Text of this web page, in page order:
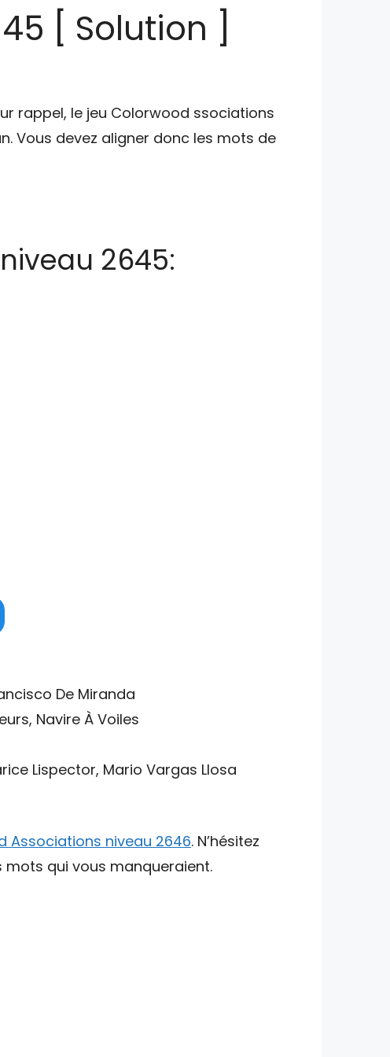
[ Solution ]
rappel, le jeu Colorwood ssociations
Vous devez aligner donc les mots de
2645:
De Miranda
Navire À Voiles
Lispector, Mario Vargas Llosa
Associations niveau 2646. N’hésitez
qui vous manqueraient.